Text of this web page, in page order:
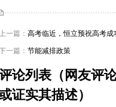
上一篇： 高考临近，恒立预祝高考成
一篇： 节能减排政策
论列表（网友评
证实其描述）